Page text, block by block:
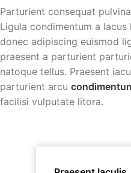
Parturient consequat
Ligula condimentum a
donec adipiscing euismod
praesent a parturient
natoque tellus. Praesent
parturient arcu
facilisi vulputate litora.